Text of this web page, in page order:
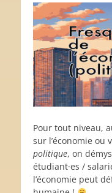
Pour tout niveau,
sur l’économie ou
politique, on
étudiant·es /
l’économie peut